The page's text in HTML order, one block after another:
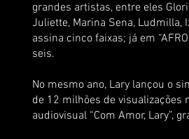
grandes artistas, entre eles
Juliette, Marina Sena, Ludmilla,
assina cinco faixas; já em
seis.
No mesmo ano, Lary lançou o
de 12 milhões de visualizações
audiovisual “Com Amor, Lary”,